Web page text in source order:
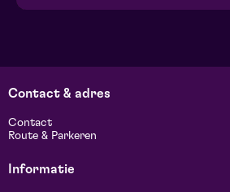
Contact & adres
Contact
Route & Parkeren
Informatie